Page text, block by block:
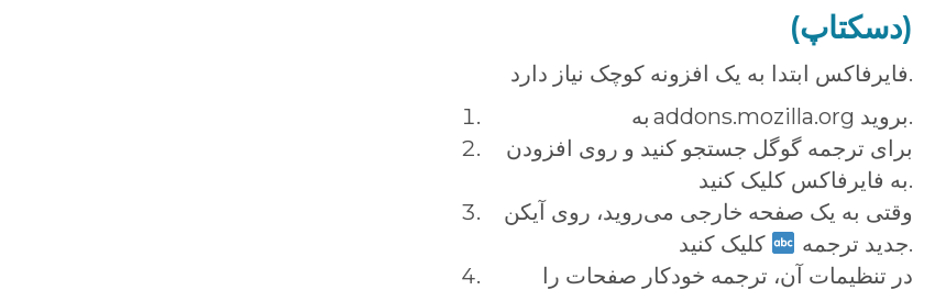
(دسکتاپ)
فایرفاکس ابتدا به یک افزونه کوچک نیاز دارد.
به addons.mozilla.org بروید.
برای ترجمه گوگل جستجو کنید و روی افزودن
به فایرفاکس کلیک کنید.
وقتی به یک صفحه خارجی می‌روید، روی آیکن
جدید ترجمهکلیک کنید.
در تنظیمات آن، ترجمه خودکار صفحات را